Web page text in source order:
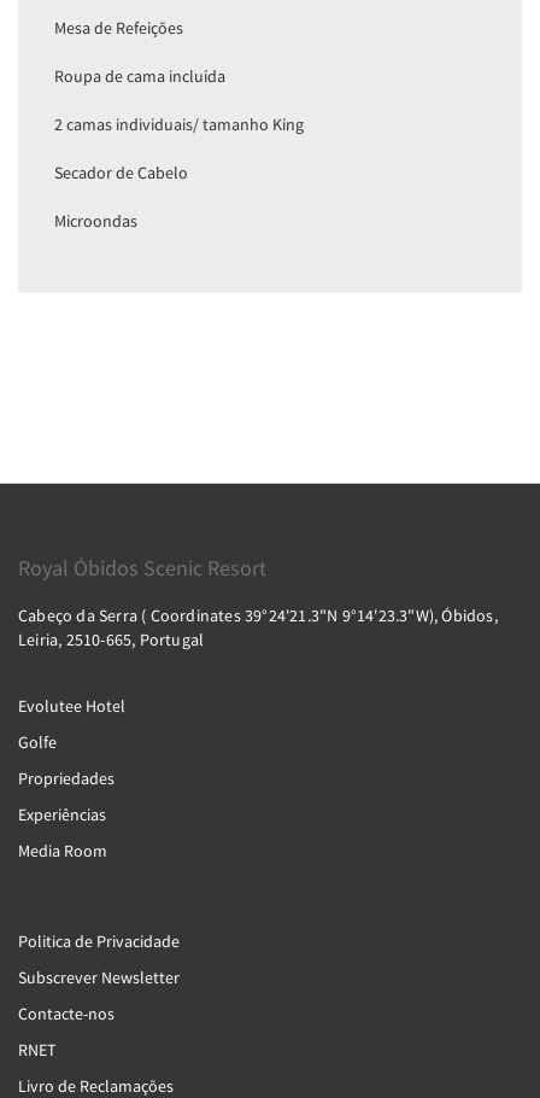
Mesa de Refeições
Roupa de cama incluída
2 camas individuais/ tamanho King
Secador de Cabelo
Microondas
Royal Óbidos Scenic Resort
Cabeço da Serra ( Coordinates 39°24'21.3"N 9°14'23.3"W), Óbidos,
Leiria, 2510-665, Portugal
Evolutee Hotel
Golfe
Propriedades
Experiências
Media Room
Politica de Privacidade
Subscrever Newsletter
Contacte-nos
RNET
Livro de Reclamações